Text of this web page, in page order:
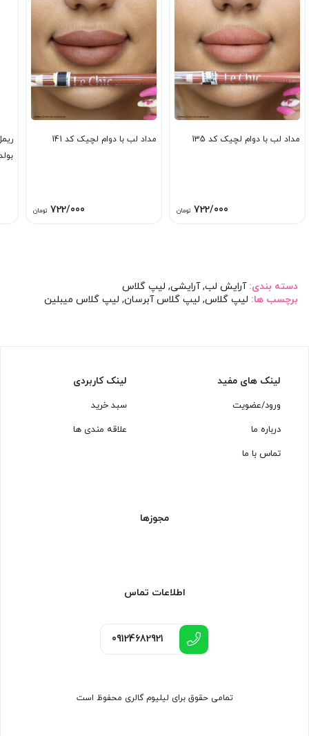
مداد لب با دوام لچیک کد 135
722/000 تومان
مداد لب با دوام لچیک کد 141
722/000 تومان
دسته بندی:آرایش لب,آرایشی, لیپ گلاس
برچسب ها: لیپ گلاس, لیپ گلاس آبرسان, لیپ گلاس میبلین
لینک های مفید
ورود/عضویت
درباره ما
تماس با ما
لینک کاربردی
سبد خرید
علاقه مندی ها
مجوزها
اطلاعات تماس
09124682921
تمامی حقوق برای لیلیوم گالری محفوظ است